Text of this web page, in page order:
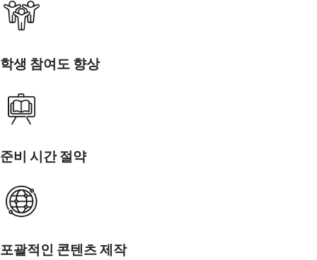
학생 참여도 향상
준비 시간 절약
포괄적인 콘텐츠 제작